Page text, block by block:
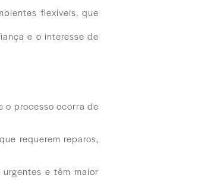
flexíveis, que
e o interesse de
o processo ocorra de
requerem reparos,
e têm maior